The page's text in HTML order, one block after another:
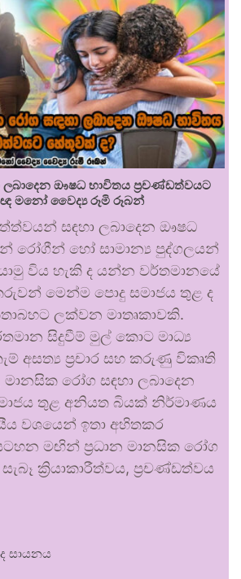
ලබාදෙන ඖෂධ භාවිතය ප්‍රචණ්ඩත්වයට
මනෝ වෛද්‍ය රූමි රූබන්
සඳහා ලබාදෙන ඖෂධ
රෝගීන් හෝ සාමාන්‍ය පුද්ගලයන්
විය හැකි ද යන්න වර්තමානයේ
මෙන්ම පොදු සමාජය තුළ ද
ලක්වන මාතෘකාවකි.
සිදුවීම් මුල් කොට මාධ්‍ය
අසත්‍ය ප්‍රචාර සහ කරුණු විකෘති
රෝග සඳහා ලබාදෙන
තුළ අනියත බියක් නිර්මාණය
වශයෙන් ඉතා අහිතකර
මඟින් ප්‍රධාන මානසික රෝග
ක්‍රියාකාරීත්වය, ප්‍රචණ්ඩත්වය
සායනය